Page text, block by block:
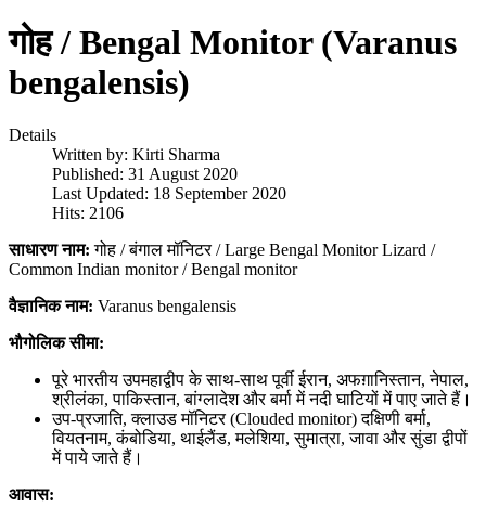
गोह / Bengal Monitor (Varanus
bengalensis)
Details
Written by: Kirti Sharma
Published: 31 August 2020
Last Updated: 18 September 2020
Hits: 2106
साधारण नाम: गोह / बंगाल मॉनिटर / Large Bengal Monitor Lizard /
Common Indian monitor / Bengal monitor
वैज्ञानिक नाम: Varanus bengalensis
भौगोलिक सीमा:
पूरे भारतीय उपमहाद्वीप के साथ-साथ पूर्वी ईरान, अफग़ानिस्तान, नेपाल,
श्रीलंका, पाकिस्तान, बांग्लादेश और बर्मा में नदी घाटियों में पाए जाते हैं।
उप-प्रजाति, क्लाउड मॉनिटर (Clouded monitor) दक्षिणी बर्मा,
वियतनाम, कंबोडिया, थाईलैंड, मलेशिया, सुमात्रा, जावा और सुंडा द्वीपों
में पाये जाते हैं।
आवास: